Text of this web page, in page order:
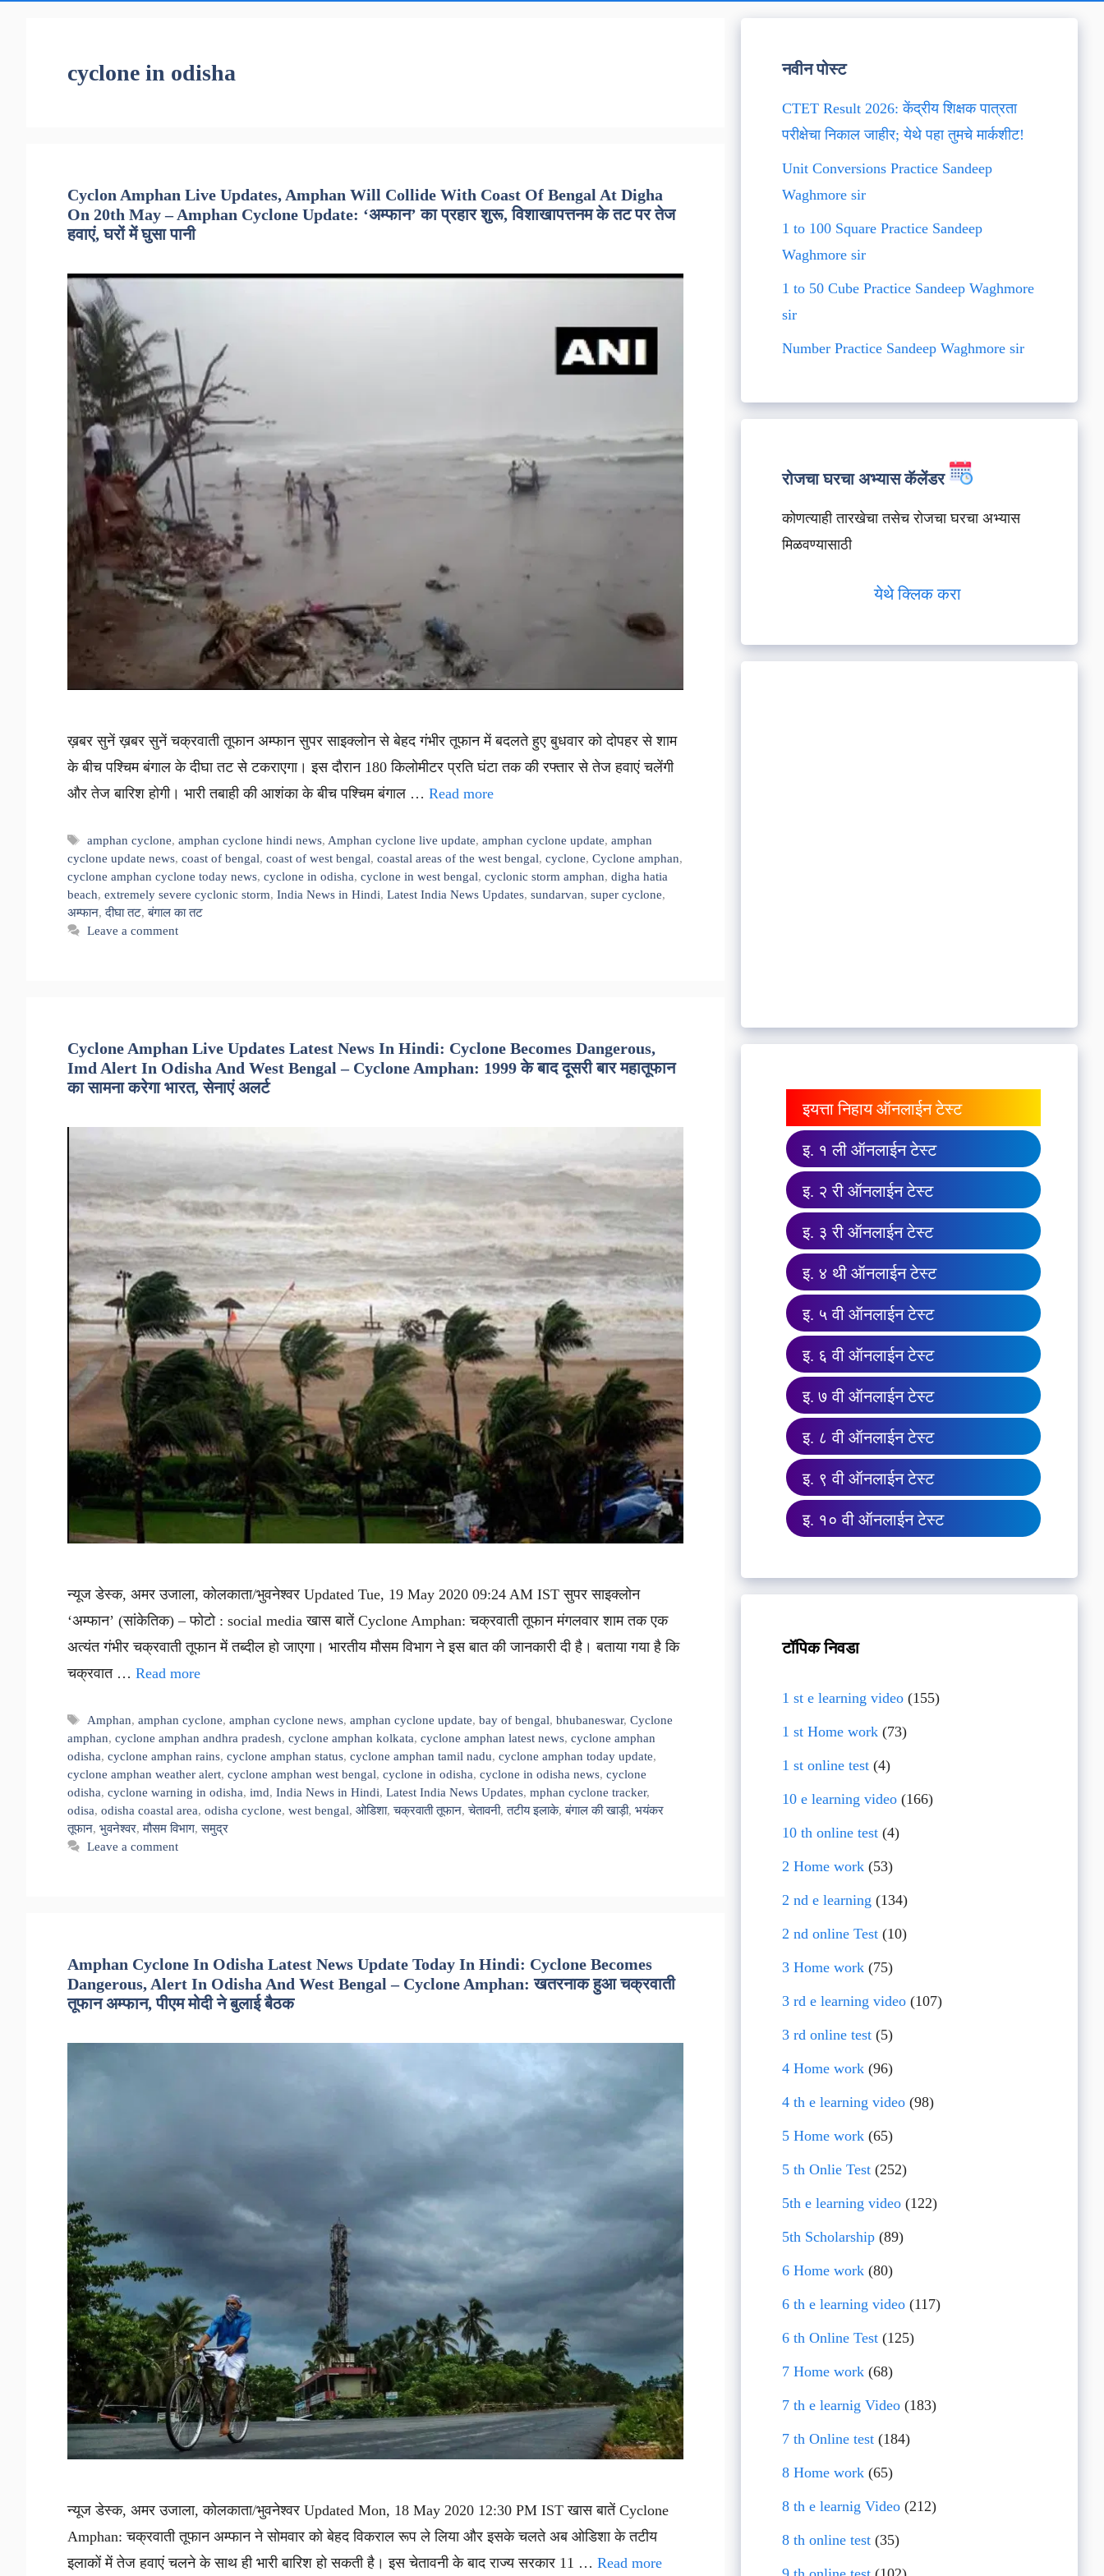
cyclone in odisha
Cyclon Amphan Live Updates, Amphan Will Collide With Coast Of Bengal At Digha
On 20th May – Amphan Cyclone Update: ‘अम्फान’ का प्रहार शुरू, विशाखापत्तनम के तट पर तेज
हवाएं, घरों में घुसा पानी
ख़बर सुनें ख़बर सुनें चक्रवाती तूफान अम्फान सुपर साइक्लोन से बेहद गंभीर तूफान में बदलते हुए बुधवार को दोपहर से शाम
के बीच पश्चिम बंगाल के दीघा तट से टकराएगा। इस दौरान 180 किलोमीटर प्रति घंटा तक की रफ्तार से तेज हवाएं चलेंगी
और तेज बारिश होगी। भारी तबाही की आशंका के बीच पश्चिम बंगाल … Read more
Tags
amphan cyclone,amphan cyclone hindi news, Amphan cyclone live update,amphan cyclone update,amphan
cyclone update news, coast of bengal, coast of west bengal, coastal areas of the west bengal, cyclone, Cyclone amphan,
cyclone amphan cyclone today news, cyclone in odisha, cyclone in west bengal, cyclonic storm amphan, digha hatia
beach, extremely severe cyclonic storm, India News in Hindi, Latest India News Updates, sundarvan, super cyclone,
अम्फान,दीघा तट,बंगाल का तट
Leave a comment
Cyclone Amphan Live Updates Latest News In Hindi: Cyclone Becomes Dangerous,
Imd Alert In Odisha And West Bengal – Cyclone Amphan: 1999 के बाद दूसरी बार महातूफान
का सामना करेगा भारत, सेनाएं अलर्ट
न्यूज डेस्क, अमर उजाला, कोलकाता/भुवनेश्वर Updated Tue, 19 May 2020 09:24 AM IST सुपर साइक्लोन
‘अम्फान’ (सांकेतिक) – फोटो : social media खास बातें Cyclone Amphan: चक्रवाती तूफान मंगलवार शाम तक एक
अत्यंत गंभीर चक्रवाती तूफान में तब्दील हो जाएगा। भारतीय मौसम विभाग ने इस बात की जानकारी दी है। बताया गया है कि
चक्रवात … Read more
Tags
Amphan,amphan cyclone,amphan cyclone news,amphan cyclone update,bay of bengal,bhubaneswar,Cyclone
amphan, cyclone amphan andhra pradesh, cyclone amphan kolkata, cyclone amphan latest news, cyclone amphan
odisha, cyclone amphan rains, cyclone amphan status, cyclone amphan tamil nadu, cyclone amphan today update,
cyclone amphan weather alert, cyclone amphan west bengal, cyclone in odisha, cyclone in odisha news, cyclone
odisha, cyclone warning in odisha, imd, India News in Hindi, Latest India News Updates, mphan cyclone tracker,
odisa, odisha coastal area, odisha cyclone, west bengal, ओडिशा,चक्रवाती तूफान,चेतावनी,तटीय इलाके,बंगाल की खाड़ी, भयंकर
तूफान, भुवनेश्वर,मौसम विभाग,समुद्र
Leave a comment
Amphan Cyclone In Odisha Latest News Update Today In Hindi: Cyclone Becomes
Dangerous, Alert In Odisha And West Bengal – Cyclone Amphan: खतरनाक हुआ चक्रवाती
तूफान अम्फान, पीएम मोदी ने बुलाई बैठक
न्यूज डेस्क, अमर उजाला, कोलकाता/भुवनेश्वर Updated Mon, 18 May 2020 12:30 PM IST खास बातें Cyclone
Amphan: चक्रवाती तूफान अम्फान ने सोमवार को बेहद विकराल रूप ले लिया और इसके चलते अब ओडिशा के तटीय
इलाकों में तेज हवाएं चलने के साथ ही भारी बारिश हो सकती है। इस चेतावनी के बाद राज्य सरकार 11 … Read more
नवीन पोस्ट
CTET Result 2026: केंद्रीय शिक्षक पात्रता
परीक्षेचा निकाल जाहीर; येथे पहा तुमचे मार्कशीट!
Unit Conversions Practice Sandeep
Waghmore sir
1 to 100 Square Practice Sandeep
Waghmore sir
1 to 50 Cube Practice Sandeep Waghmore
sir
Number Practice Sandeep Waghmore sir
रोजचा घरचा अभ्यास कॅलेंडर
कोणत्याही तारखेचा तसेच रोजचा घरचा अभ्यास
मिळवण्यासाठी
येथे क्लिक करा
इयत्ता निहाय ऑनलाईन टेस्ट
इ. १ ली ऑनलाईन टेस्ट
इ. २ री ऑनलाईन टेस्ट
इ. ३ री ऑनलाईन टेस्ट
इ. ४ थी ऑनलाईन टेस्ट
इ. ५ वी ऑनलाईन टेस्ट
इ. ६ वी ऑनलाईन टेस्ट
इ. ७ वी ऑनलाईन टेस्ट
इ. ८ वी ऑनलाईन टेस्ट
इ. ९ वी ऑनलाईन टेस्ट
इ. १० वी ऑनलाईन टेस्ट
टॉपिक निवडा
1 st e learning video(155)
1 st Home work(73)
1 st online test(4)
10 e learning video(166)
10 th online test(4)
2 Home work(53)
2 nd e learning (134)
2 nd online Test(10)
3 Home work(75)
3 rd e learning video(107)
3 rd online test(5)
4 Home work(96)
4 th e learning video(98)
5 Home work(65)
5 th Onlie Test(252)
5th e learning video(122)
5th Scholarship(89)
6 Home work(80)
6 th e learning video(117)
6 th Online Test(125)
7 Home work(68)
7 th e learnig Video(183)
7 th Online test(184)
8 Home work(65)
8 th e learnig Video(212)
8 th online test(35)